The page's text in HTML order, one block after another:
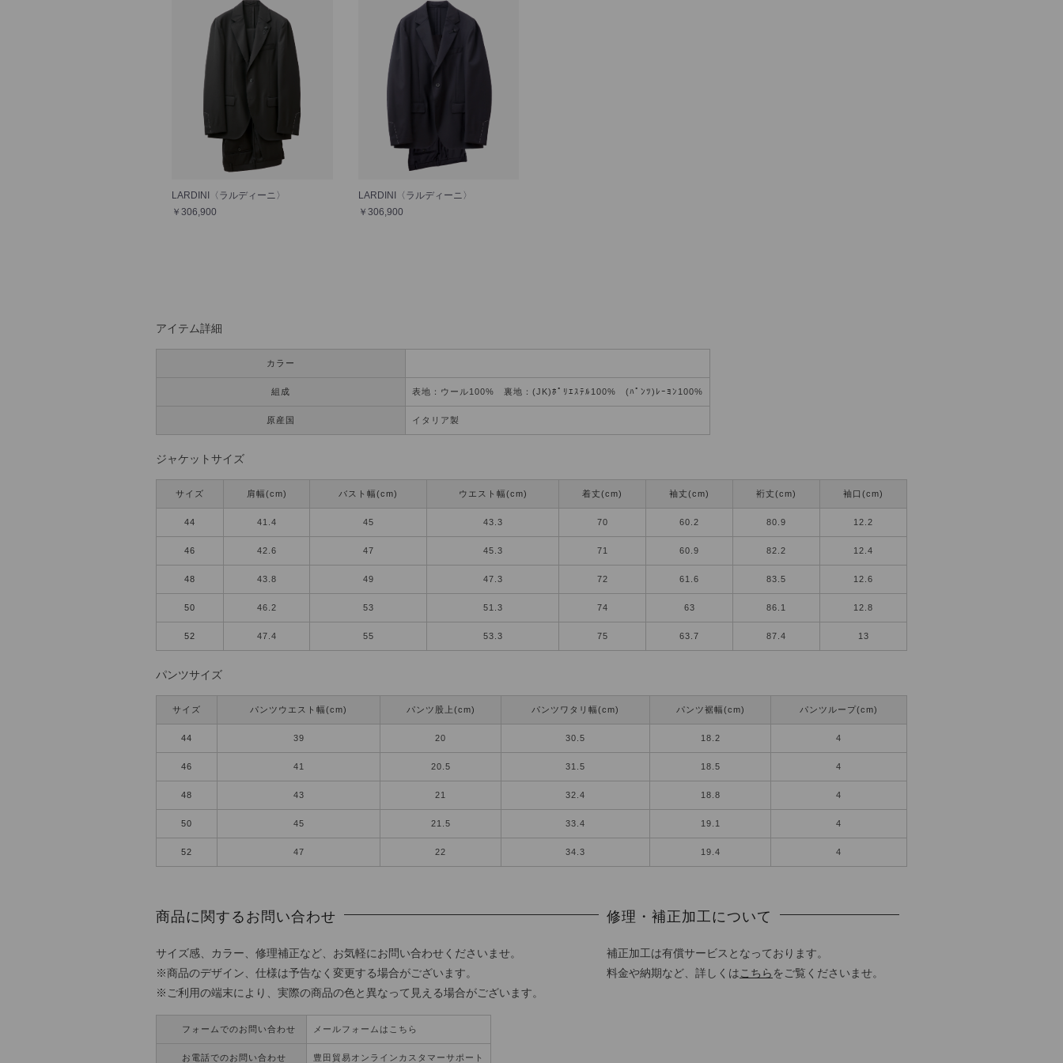
LARDINI〈ラルディーニ〉
￥306,900
LARDINI〈ラルディーニ〉
￥306,900
アイテム詳細
カラー
組成 表地：ウール100% 裏地：(JK)ﾎﾟﾘｴｽﾃﾙ100% (ﾊﾟﾝﾂ)ﾚｰﾖﾝ100%
原産国 イタリア製
ジャケットサイズ
サイズ 肩幅(cm) バスト幅(cm) ウエスト幅(cm) 着丈(cm) 袖丈(cm) 裄丈(cm) 袖口(cm)
44 41.4 45 43.3 70 60.2 80.9 12.2
46 42.6 47 45.3 71 60.9 82.2 12.4
48 43.8 49 47.3 72 61.6 83.5 12.6
50 46.2 53 51.3 74 63 86.1 12.8
52 47.4 55 53.3 75 63.7 87.4 13
パンツサイズ
サイズ パンツウエスト幅(cm) パンツ股上(cm) パンツワタリ幅(cm) パンツ裾幅(cm) パンツループ(cm)
44 39 20 30.5 18.2 4
46 41 20.5 31.5 18.5 4
48 43 21 32.4 18.8 4
50 45 21.5 33.4 19.1 4
52 47 22 34.3 19.4 4
商品に関するお問い合わせ
サイズ感、カラー、修理補正など、お気軽にお問い合わせくださいませ。
※商品のデザイン、仕様は予告なく変更する場合がございます。
※ご利用の端末により、実際の商品の色と異なって見える場合がございます。
フォームでのお問い合わせ メールフォームはこちら
お電話でのお問い合わせ 豊田貿易オンラインカスタマーサポート
修理・補正加工について
補正加工は有償サービスとなっております。
料金や納期など、詳しくは こちら をご覧くださいませ。